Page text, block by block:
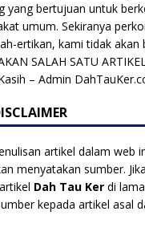
yang bertujuan untuk
umum. Sekiranya
ertikan, kami tidak akan
SALAH SATU
– Admin
artikel dalam web
menyatakan sumber.
Dah Tau Ker di
kepada artikel asal